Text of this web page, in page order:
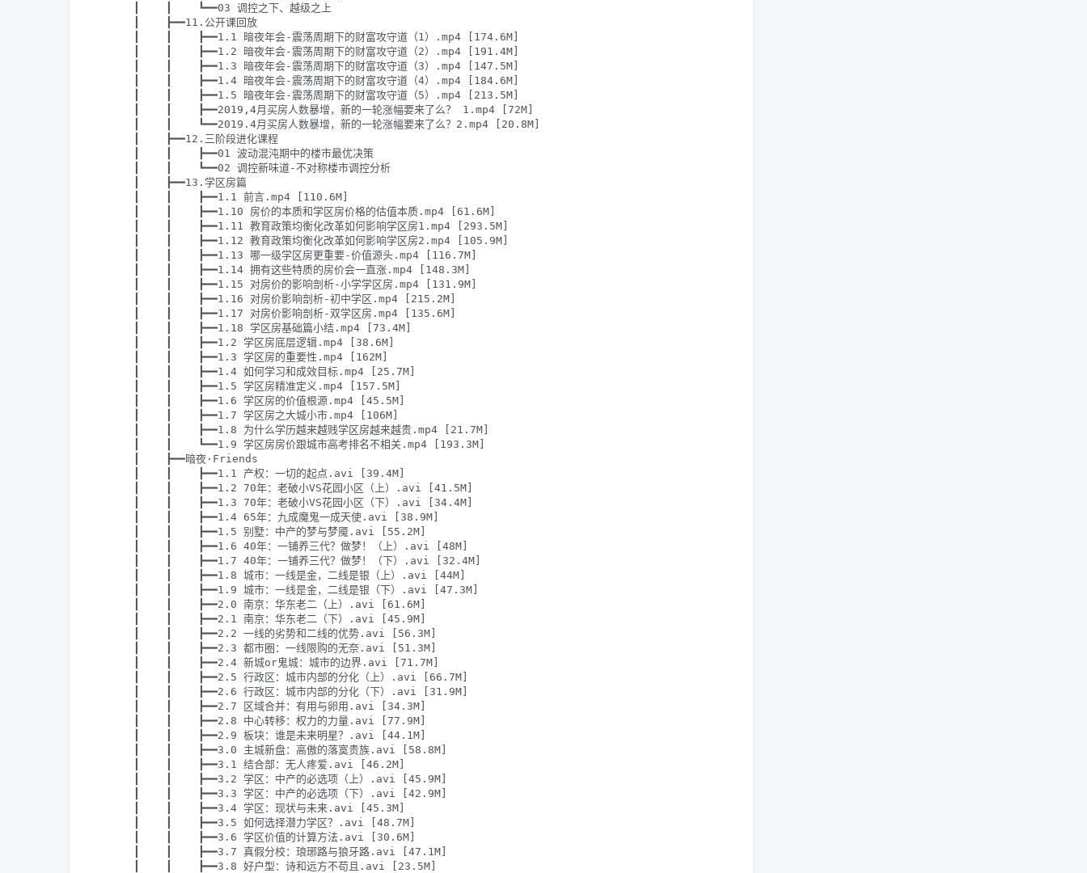
      ┃    ┃    ┗━━03 调控之下、越级之上
      ┃    ┣━━11.公开课回放
      ┃    ┃    ┣━━1.1 暗夜年会-震荡周期下的财富攻守道（1）.mp4 [174.6M]
      ┃    ┃    ┣━━1.2 暗夜年会-震荡周期下的财富攻守道（2）.mp4 [191.4M]
      ┃    ┃    ┣━━1.3 暗夜年会-震荡周期下的财富攻守道（3）.mp4 [147.5M]
      ┃    ┃    ┣━━1.4 暗夜年会-震荡周期下的财富攻守道（4）.mp4 [184.6M]
      ┃    ┃    ┣━━1.5 暗夜年会-震荡周期下的财富攻守道（5）.mp4 [213.5M]
      ┃    ┃    ┣━━2019,4月买房人数暴增，新的一轮涨幅要来了么？ 1.mp4 [72M]
      ┃    ┃    ┗━━2019.4月买房人数暴增，新的一轮涨幅要来了么？2.mp4 [20.8M]
      ┃    ┣━━12.三阶段进化课程
      ┃    ┃    ┣━━01 波动混沌期中的楼市最优决策
      ┃    ┃    ┗━━02 调控新味道-不对称楼市调控分析
      ┃    ┣━━13.学区房篇
      ┃    ┃    ┣━━1.1 前言.mp4 [110.6M]
      ┃    ┃    ┣━━1.10 房价的本质和学区房价格的估值本质.mp4 [61.6M]
      ┃    ┃    ┣━━1.11 教育政策均衡化改革如何影响学区房1.mp4 [293.5M]
      ┃    ┃    ┣━━1.12 教育政策均衡化改革如何影响学区房2.mp4 [105.9M]
      ┃    ┃    ┣━━1.13 哪一级学区房更重要-价值源头.mp4 [116.7M]
      ┃    ┃    ┣━━1.14 拥有这些特质的房价会一直涨.mp4 [148.3M]
      ┃    ┃    ┣━━1.15 对房价的影响剖析-小学学区房.mp4 [131.9M]
      ┃    ┃    ┣━━1.16 对房价影响剖析-初中学区.mp4 [215.2M]
      ┃    ┃    ┣━━1.17 对房价影响剖析-双学区房.mp4 [135.6M]
      ┃    ┃    ┣━━1.18 学区房基础篇小结.mp4 [73.4M]
      ┃    ┃    ┣━━1.2 学区房底层逻辑.mp4 [38.6M]
      ┃    ┃    ┣━━1.3 学区房的重要性.mp4 [162M]
      ┃    ┃    ┣━━1.4 如何学习和成效目标.mp4 [25.7M]
      ┃    ┃    ┣━━1.5 学区房精准定义.mp4 [157.5M]
      ┃    ┃    ┣━━1.6 学区房的价值根源.mp4 [45.5M]
      ┃    ┃    ┣━━1.7 学区房之大城小市.mp4 [106M]
      ┃    ┃    ┣━━1.8 为什么学历越来越贱学区房越来越贵.mp4 [21.7M]
      ┃    ┃    ┗━━1.9 学区房房价跟城市高考排名不相关.mp4 [193.3M]
      ┃    ┣━━暗夜·Friends
      ┃    ┃    ┣━━1.1 产权：一切的起点.avi [39.4M]
      ┃    ┃    ┣━━1.2 70年：老破小VS花园小区（上）.avi [41.5M]
      ┃    ┃    ┣━━1.3 70年：老破小VS花园小区（下）.avi [34.4M]
      ┃    ┃    ┣━━1.4 65年：九成魔鬼一成天使.avi [38.9M]
      ┃    ┃    ┣━━1.5 别墅：中产的梦与梦魇.avi [55.2M]
      ┃    ┃    ┣━━1.6 40年：一铺养三代？做梦！（上）.avi [48M]
      ┃    ┃    ┣━━1.7 40年：一铺养三代？做梦！（下）.avi [32.4M]
      ┃    ┃    ┣━━1.8 城市：一线是金，二线是银（上）.avi [44M]
      ┃    ┃    ┣━━1.9 城市：一线是金，二线是银（下）.avi [47.3M]
      ┃    ┃    ┣━━2.0 南京：华东老二（上）.avi [61.6M]
      ┃    ┃    ┣━━2.1 南京：华东老二（下）.avi [45.9M]
      ┃    ┃    ┣━━2.2 一线的劣势和二线的优势.avi [56.3M]
      ┃    ┃    ┣━━2.3 都市圈：一线限购的无奈.avi [51.3M]
      ┃    ┃    ┣━━2.4 新城or鬼城：城市的边界.avi [71.7M]
      ┃    ┃    ┣━━2.5 行政区：城市内部的分化（上）.avi [66.7M]
      ┃    ┃    ┣━━2.6 行政区：城市内部的分化（下）.avi [31.9M]
      ┃    ┃    ┣━━2.7 区域合并：有用与卵用.avi [34.3M]
      ┃    ┃    ┣━━2.8 中心转移：权力的力量.avi [77.9M]
      ┃    ┃    ┣━━2.9 板块：谁是未来明星？.avi [44.1M]
      ┃    ┃    ┣━━3.0 主城新盘：高傲的落寞贵族.avi [58.8M]
      ┃    ┃    ┣━━3.1 结合部：无人疼爱.avi [46.2M]
      ┃    ┃    ┣━━3.2 学区：中产的必选项（上）.avi [45.9M]
      ┃    ┃    ┣━━3.3 学区：中产的必选项（下）.avi [42.9M]
      ┃    ┃    ┣━━3.4 学区：现状与未来.avi [45.3M]
      ┃    ┃    ┣━━3.5 如何选择潜力学区？.avi [48.7M]
      ┃    ┃    ┣━━3.6 学区价值的计算方法.avi [30.6M]
      ┃    ┃    ┣━━3.7 真假分校：琅琊路与狼牙路.avi [47.1M]
      ┃    ┃    ┣━━3.8 好户型：诗和远方不苟且.avi [23.5M]